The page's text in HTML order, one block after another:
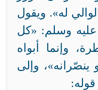
له». ويقول
وسلم: «كل
وإنما أبواه
ينصّرانه»، وإلى
قوله: